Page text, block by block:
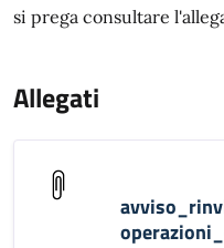
si prega consultare
Allegati